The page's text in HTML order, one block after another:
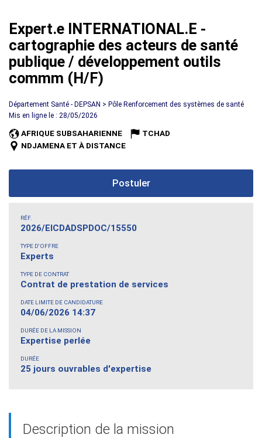
Expert.e INTERNATIONAL.E -
cartographie des acteurs de santé
publique / développement outils
commm (H/F)
Département Santé - DEPSAN > Pôle Renforcement des systèmes de santé
Mis en ligne le : 28/05/2026
AFRIQUE SUBSAHARIENNE
TCHAD
NDJAMENA ET À DISTANCE
Postuler
RÉF.
2026/EICDADSPDOC/15550
TYPE D'OFFRE
Experts
TYPE DE CONTRAT
Contrat de prestation de services
DATE LIMITE DE CANDIDATURE
04/06/2026 14:37
DURÉE DE LA MISSION
Expertise perlée
DURÉE
25 jours ouvrables d'expertise
Description de la mission